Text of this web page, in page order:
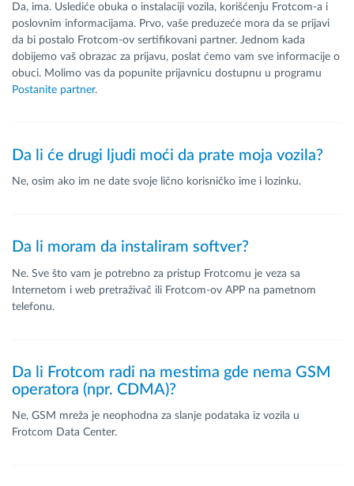
Da, ima. Uslediće obuka o instalaciji vozila, korišćenju Frotcom-a i
poslovnim informacijama. Prvo, vaše preduzeće mora da se prijavi
da bi postalo Frotcom-ov sertifikovani partner. Jednom kada
dobijemo vaš obrazac za prijavu, poslat ćemo vam sve informacije o
obuci. Molimo vas da popunite prijavnicu dostupnu u programu
Postanite partner.
Da li će drugi ljudi moći da prate moja vozila?
Ne, osim ako im ne date svoje lično korisničko ime i lozinku.
Da li moram da instaliram softver?
Ne. Sve što vam je potrebno za pristup Frotcomu je veza sa
Internetom i web pretraživač ili Frotcom-ov APP na pametnom
telefonu.
Da li Frotcom radi na mestima gde nema GSM
operatora (npr. CDMA)?
Ne, GSM mreža je neophodna za slanje podataka iz vozila u
Frotcom Data Center.